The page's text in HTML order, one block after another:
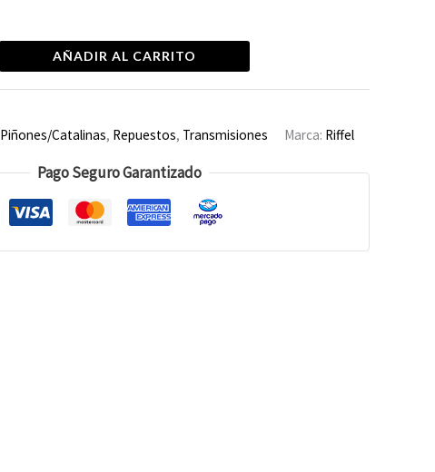
AÑADIR AL CARRITO
Piñones/Catalinas, Repuestos, Transmisiones Marca: Riffel
Pago Seguro Garantizado